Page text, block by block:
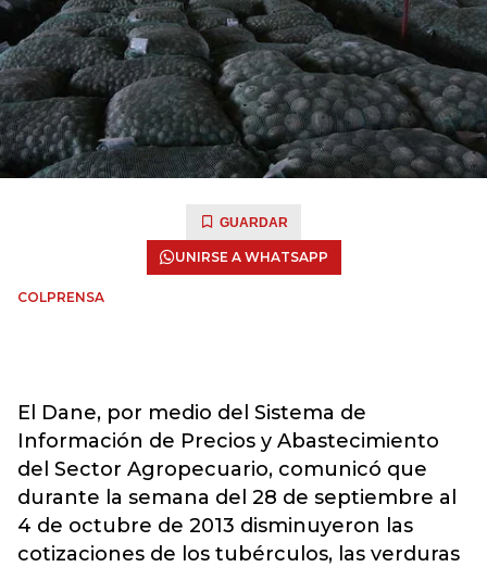
GUARDAR
UNIRSE A WHATSAPP
COLPRENSA
El Dane, por medio del Sistema de
Información de Precios y Abastecimiento
del Sector Agropecuario, comunicó que
durante la semana del 28 de septiembre al
4 de octubre de 2013 disminuyeron las
cotizaciones de los tubérculos, las verduras